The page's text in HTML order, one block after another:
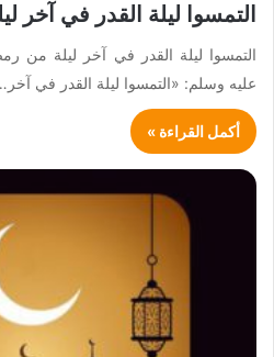
التمسوا ليلة القدر في آخر
التمسوا ليلة القدر في آخر ليلة من
عليه وسلم: «التمسوا ليلة القدر في
أكمل القراءة »